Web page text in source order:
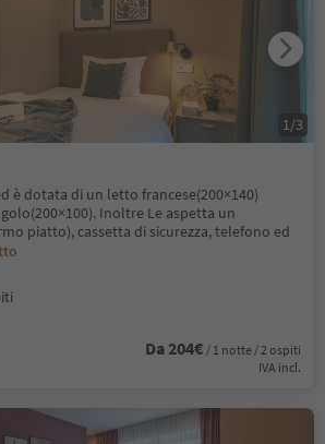
è dotata di un letto francese(200×140)
Inoltre Le aspetta un
piatto), cassetta di sicurezza, telefono ed
Da 204€ / 1 notte / 2 ospiti
IVA incl.
1 /3